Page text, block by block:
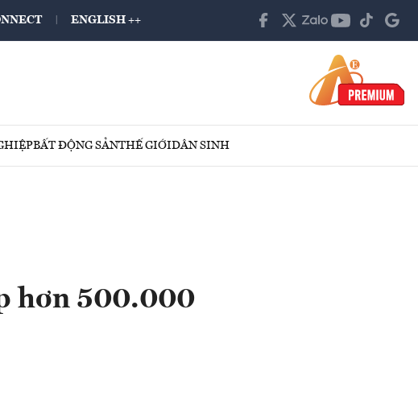
ENGLISH ++
BẤT ĐỘNG SẢNTHẾ GIỚIDÂN SINH
hơn 500.000